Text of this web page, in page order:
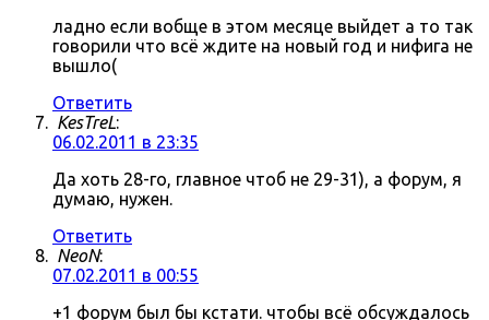
ладно если вобще в этом месяце выйдет а то так
говорили что всё ждите на новый год и нифига не
вышло(
Ответить
KesTreL:
06.02.2011 в 23:35
Да хоть 28-го, главное чтоб не 29-31), а форум, я
думаю, нужен.
Ответить
NeoN:
07.02.2011 в 00:55
+1 форум был бы кстати. чтобы всё обсуждалось